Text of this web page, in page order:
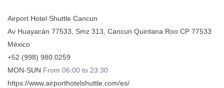
Airport Hotel Shuttle Cancun
Av Huayacán 77533, Smz 313 Cancun Quintana Roo CP 77533
México
+52 (998) 980.0259
MON-SUN From 06:00 to 23:30
https://www.airporthotelshuttle.com/es/